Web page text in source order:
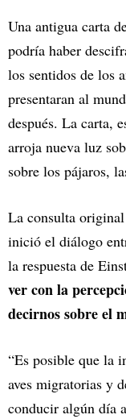
Una antigua carta
podría haber
los sentidos de los
presentaran al
después. La carta,
arroja nueva luz
sobre los pájaros,
La consulta
inició el diálogo
la respuesta de
ver con la
decirnos sobre el
“Es posible que la
aves migratorias y
conducir algún día